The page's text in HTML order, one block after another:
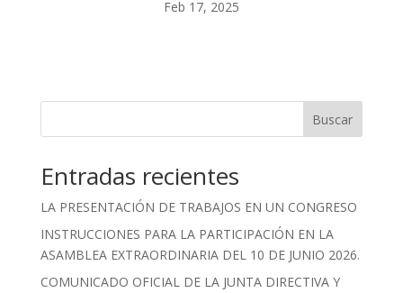
Feb 17, 2025
Buscar
Entradas recientes
LA PRESENTACIÓN DE TRABAJOS EN UN CONGRESO
INSTRUCCIONES PARA LA PARTICIPACIÓN EN LA
ASAMBLEA EXTRAORDINARIA DEL 10 DE JUNIO 2026.
COMUNICADO OFICIAL DE LA JUNTA DIRECTIVA Y